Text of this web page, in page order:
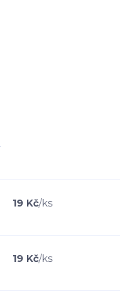
19 Kč/ks
19 Kč/ks